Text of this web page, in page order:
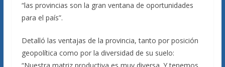
“las provincias son la gran ventana de oportunidades
para el país”.
Detalló las ventajas de la provincia, tanto por posición
geopolítica como por la diversidad de su suelo: